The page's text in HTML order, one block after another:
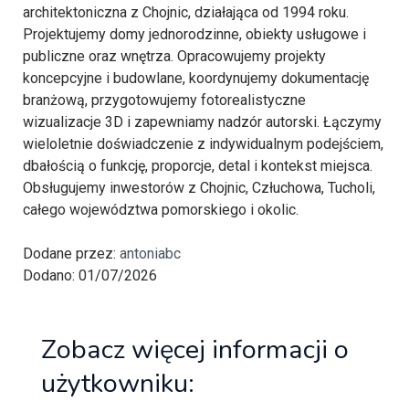
architektoniczna z Chojnic, działająca od 1994 roku.
Projektujemy domy jednorodzinne, obiekty usługowe i
publiczne oraz wnętrza. Opracowujemy projekty
koncepcyjne i budowlane, koordynujemy dokumentację
branżową, przygotowujemy fotorealistyczne
wizualizacje 3D i zapewniamy nadzór autorski. Łączymy
wieloletnie doświadczenie z indywidualnym podejściem,
dbałością o funkcję, proporcje, detal i kontekst miejsca.
Obsługujemy inwestorów z Chojnic, Człuchowa, Tucholi,
całego województwa pomorskiego i okolic.
Dodane przez: antoniabc
Dodano: 01/07/2026
Zobacz więcej informacji o
użytkowniku: